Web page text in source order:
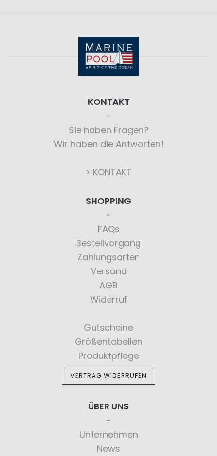
KONTAKT
Sie haben Fragen?
Wir haben die Antworten!
> KONTAKT
SHOPPING
FAQs
Bestellvorgang
Zahlungsarten
Versand
AGB
Widerruf
Gutscheine
Größentabellen
Produktpflege
VERTRAG WIDERRUFEN
ÜBER UNS
Unternehmen
News